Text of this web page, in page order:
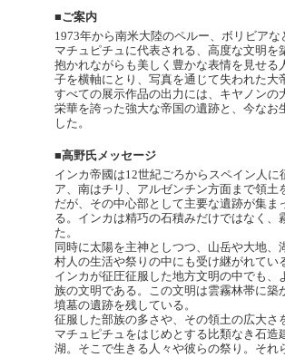
■ご案内
1973年から南米大陸のペルー、ボリビア
マチュピチュに代表される、高度な文明
抱かれながらも美しく豊かな表情を見せ
子を横軸にとり、写真を通じて失われた
すべての展示作品の出力には、キヤノンの
栄華を誇った強大な帝国の遺跡と、今な
した。
■高野氏メッセージ
インカ帝國は12世紀ごろからスペイン人
ア、南はチリ、アルゼンチン方面まで領
だが、その中心部として主要な遺跡が集
る。インカは精巧の石積みだけではなく
た。
同時に太陽を主神としつつ、山岳や大地
村人の生活や祭りの中にも受け継がれてい
インカが征圧征服した地方文明の中でも
族の文明である。この文明は雲霧林帯に
墳墓の遺跡を残している。
征服した部族の多さや、その領土の広大
マチュピチュをはじめとする比類なき石
湖。そこで生きる人々や彼らの祭り。そ